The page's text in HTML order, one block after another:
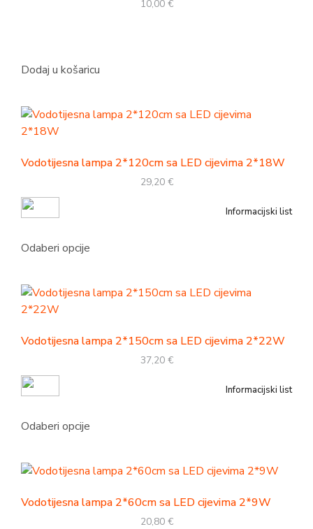
10,00 €
Dodaj u košaricu
Vodotijesna lampa 2*120cm sa LED cijevima 2*18W
29,20 €
Informacijski list
Odaberi opcije
Vodotijesna lampa 2*150cm sa LED cijevima 2*22W
37,20 €
Informacijski list
Odaberi opcije
Vodotijesna lampa 2*60cm sa LED cijevima 2*9W
20,80 €